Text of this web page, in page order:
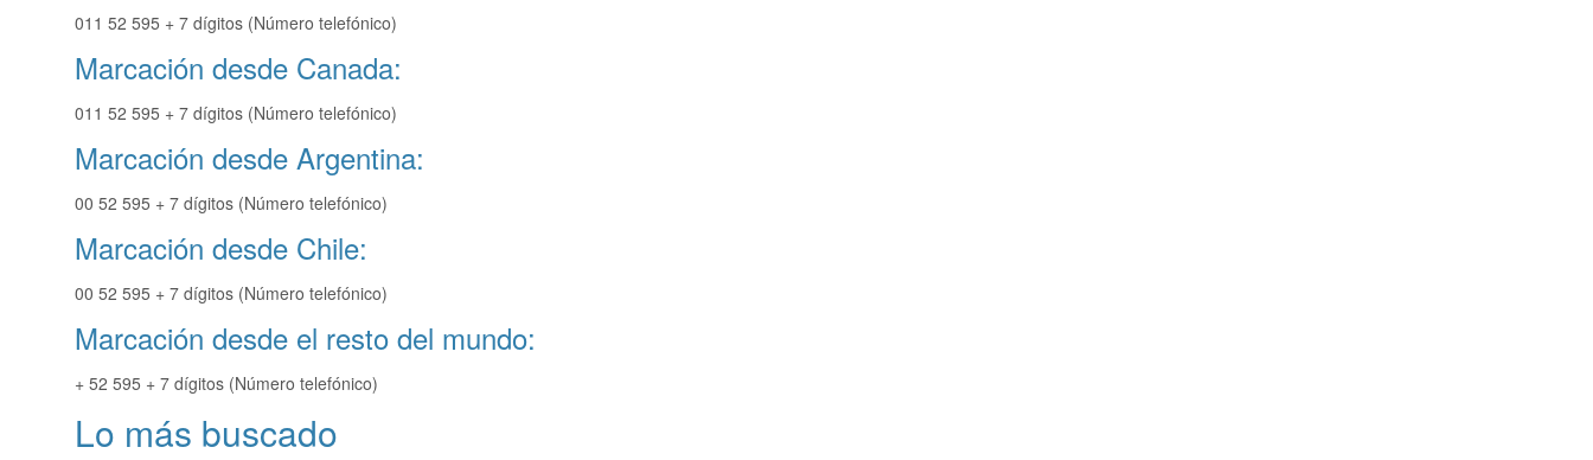
011 52 595 + 7 dígitos (Número telefónico)
Marcación desde Canada:
011 52 595 + 7 dígitos (Número telefónico)
Marcación desde Argentina:
00 52 595 + 7 dígitos (Número telefónico)
Marcación desde Chile:
00 52 595 + 7 dígitos (Número telefónico)
Marcación desde el resto del mundo:
+ 52 595 + 7 dígitos (Número telefónico)
Lo más buscado